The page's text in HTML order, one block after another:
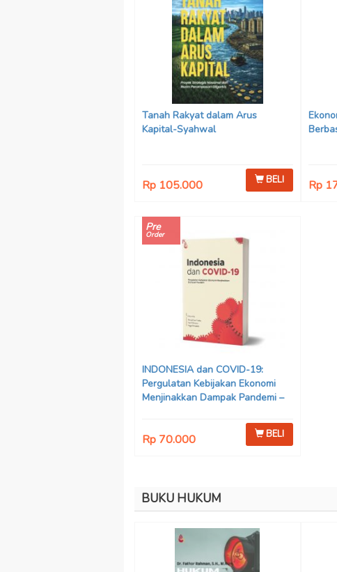
Tanah Rakyat dalam Arus
Kapital-Syahwal
Rp 105.000 BELI Rp
Pre
Order
INDONESIA dan COVID-19:
Pergulatan Kebijakan Ekonomi
Menjinakkan Dampak Pandemi –
Rp 70.000 BELI
BUKU HUKUM